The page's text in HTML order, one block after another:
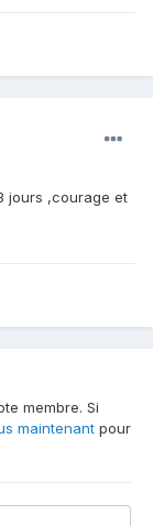
jours ,courage et
membre. Si
maintenant pour